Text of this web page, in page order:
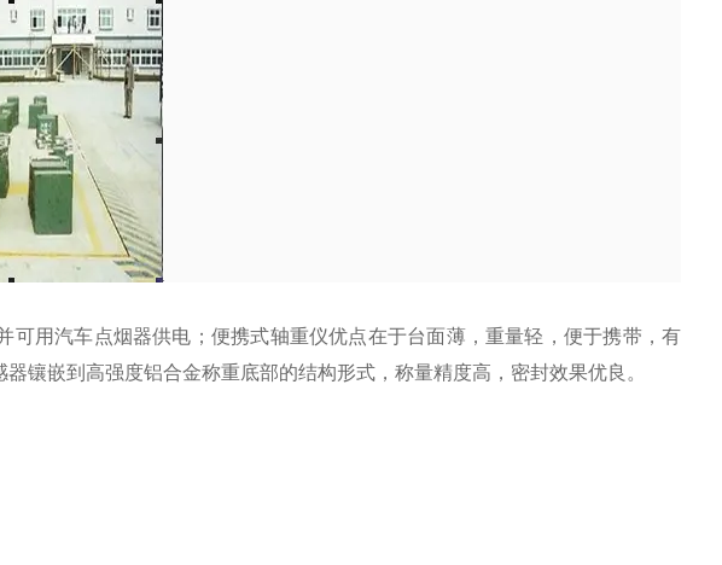
可用汽车点烟器供电；便携式轴重仪优点在于台面薄，重量轻，便于携带，有
镶嵌到高强度铝合金称重底部的结构形式，称量精度高，密封效果优良。